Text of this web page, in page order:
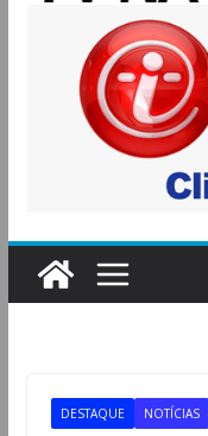
DESTAQUE NOTÍCIAS